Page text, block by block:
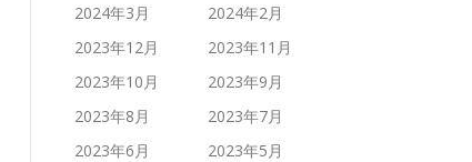
2024年3月
2024年2月
2023年12月
2023年11月
2023年10月
2023年9月
2023年8月
2023年7月
2023年6月
2023年5月